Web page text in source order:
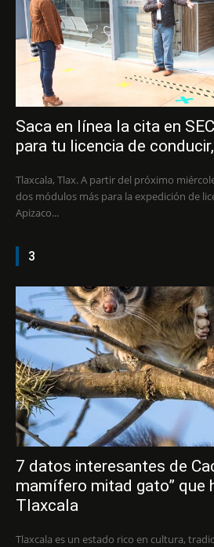
Saca en línea la cita en
para tu licencia de
Tlaxcala, Tlax. A partir del próximo
dos módulos más para la expedición de
Apizaco...
3
7 datos interesantes de
mamífero mitad gato” que
Tlaxcala
Tlaxcala es un estado rico en cultura,